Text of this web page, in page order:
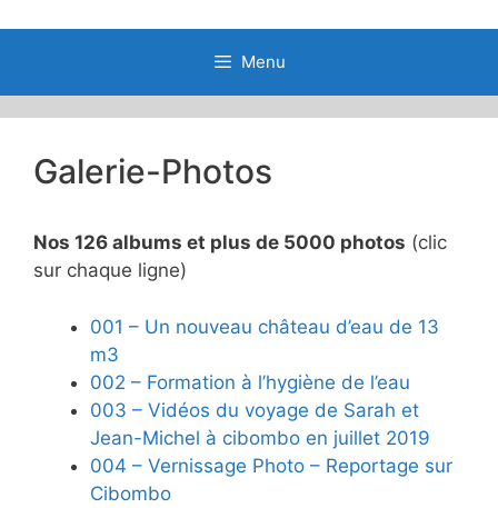
Menu
Galerie-Photos
Nos 126 albums et plus de 5000 photos (clic
sur chaque ligne)
001 – Un nouveau château d’eau de 13
m3
002 – Formation à l’hygiène de l’eau
003 – Vidéos du voyage de Sarah et
Jean-Michel à cibombo en juillet 2019
004 – Vernissage Photo – Reportage sur
Cibombo